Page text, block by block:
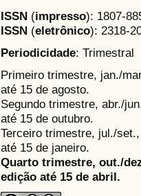
ISSN (impresso): 1807-
ISSN (eletrônico): 2318-
Periodicidade: Trimestral
Primeiro trimestre, jan./
até 15 de agosto.
Segundo trimestre, abr./
até 15 de outubro.
Terceiro trimestre, jul./
até 15 de janeiro.
Quarto trimestre, out./
edição até 15 de abril.